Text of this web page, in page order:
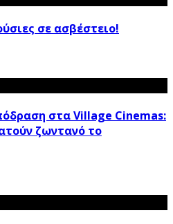
σε ασβέστειο!
στα Village Cinemas:
ζωντανό το